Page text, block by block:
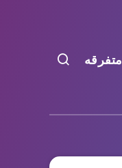
متفرقه